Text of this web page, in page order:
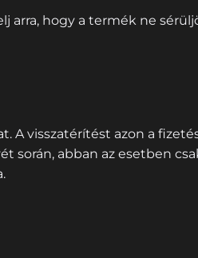
arra, hogy a termék ne
A visszatérítést azon a
során, abban az esetben